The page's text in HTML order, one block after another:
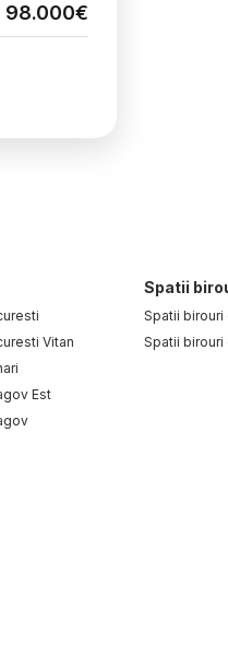
98.000€
Vitan
Est
Spatii
Spatii birouri
Spatii birouri